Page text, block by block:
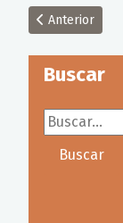
Artículo
Anterior
Buscar
Buscar...
Buscar